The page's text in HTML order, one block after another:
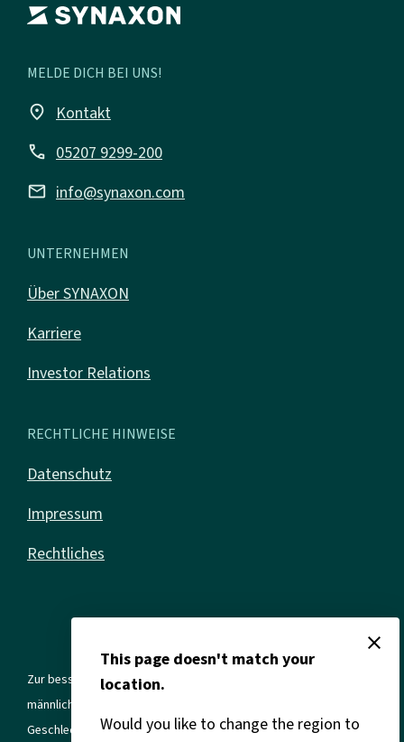
MELDE DICH BEI UNS!
place Kontakt
call 05207 9299-200
mail info@synaxon.com
UNTERNEHMEN
Über SYNAXON
Karriere
Investor Relations
RECHTLICHE HINWEISE
Datenschutz
Impressum
Rechtliches
Zur besseren Lesbarkeit verwenden wir in allen Texten die
männliche Form. Gemeint sind jedoch immer alle Geschlechter und
Geschlechtsidentitäten.
close
This page doesn't match your
location.
Would you like to change the region to